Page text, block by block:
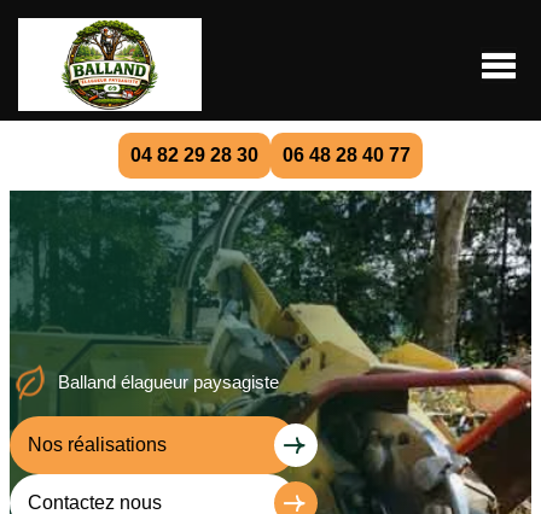
04 82 29 28 30 06 48 28 40 77
Balland élagueur paysagiste
Nos réalisations
Contactez nous